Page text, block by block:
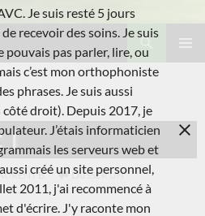
l
B.
LAISSER UN
Je suis resté 5 jours
recevoir des soins. Je suis
pouvais pas parler, lire, ou
c’est mon orthophoniste
phrases. Je suis aussi
droit). Depuis 2017, je
J’étais informaticien
les serveurs web et
créé un site personnel,
2011, j'ai recommencé à
d'écrire. J'y raconte mon